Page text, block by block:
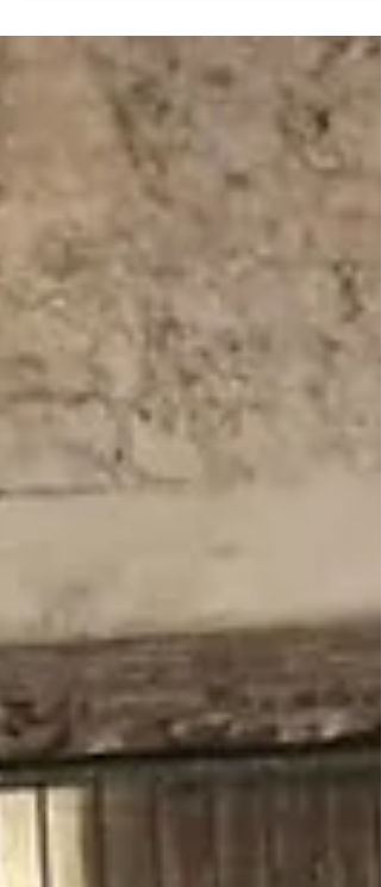
Universitario de...